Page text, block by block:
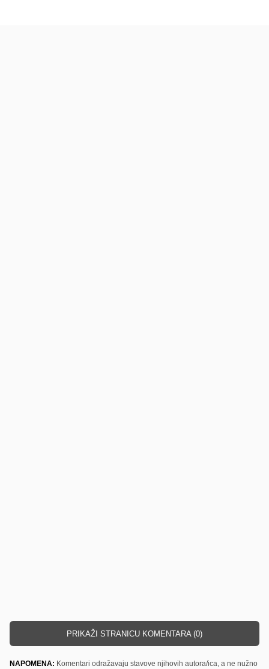
PRIKAŽI STRANICU KOMENTARA (0)
NAPOMENA: Komentari odražavaju stavove njihovih autora/ica, a ne nužno